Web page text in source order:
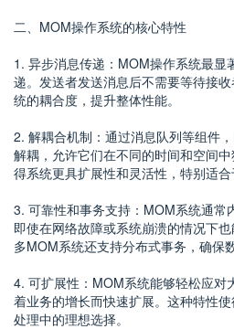
二、MOM操作系统的核心特性
1. 异步消息传递：MOM操作系统最显
递。发送者发送消息后不需要等待接
统的耦合度，提升整体性能。
2. 解耦合机制：通过消息队列等组件
解耦，允许它们在不同的时间和空间
得系统更具扩展性和灵活性，特别适合
3. 可靠性和事务支持：MOM系统通常
即使在网络故障或系统崩溃的情况下
多MOM系统还支持分布式事务，确保
4. 可扩展性：MOM系统能够轻松应对
着业务的增长而快速扩展。这种特性
处理中的理想选择。